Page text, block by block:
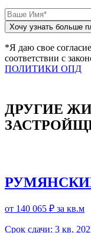
*Я даю свое
соответствии с
ПОЛИТИКИ ОПД
ДРУГИЕ
от 140 065 ₽ за кв.м
Срок сдачи: 3 кв.